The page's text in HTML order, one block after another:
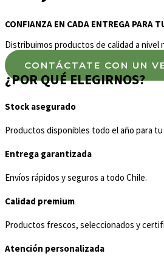
CONFIANZA EN CADA ENTREGA PARA
Distribuimos productos de calidad a
CONTÁCTATE CON UN
¿POR QUÉ ELEGIRNOS?
Stock asegurado
Productos disponibles todo el año para
Entrega garantizada
Envíos rápidos y seguros a todo Chile.
Calidad premium
Productos frescos, seleccionados y
Atención personalizada